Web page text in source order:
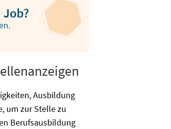
Ausbildung
um zur Stelle zu
Berufsausbildung